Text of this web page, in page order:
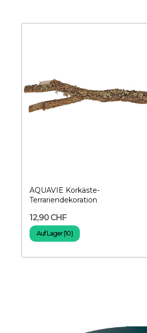
AQUAVIE Korkäste-
Terrariendekoration
12,90 CHF
Auf Lager (10)